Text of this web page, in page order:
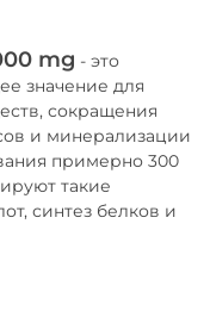
mg - это
значение для
сокращения
и минерализации
примерно 300
такие
синтез белков и